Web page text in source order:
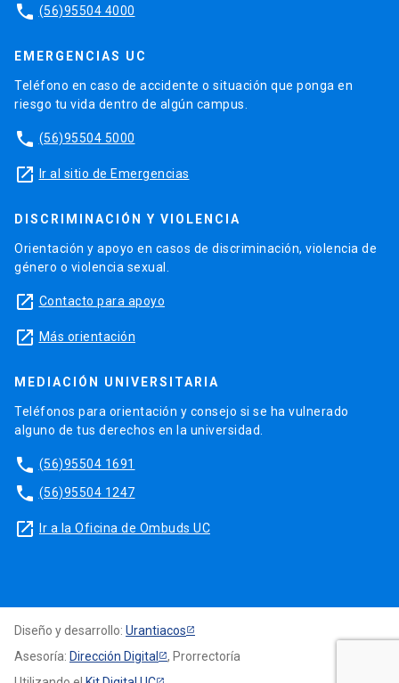
phone (56)95504 4000
EMERGENCIAS UC
Teléfono en caso de accidente o situación que ponga en
riesgo tu vida dentro de algún campus.
phone (56)95504 5000
launch Ir al sitio de Emergencias
DISCRIMINACIÓN Y VIOLENCIA
Orientación y apoyo en casos de discriminación, violencia de
género o violencia sexual.
launch Contacto para apoyo
launch Más orientación
MEDIACIÓN UNIVERSITARIA
Teléfonos para orientación y consejo si se ha vulnerado
alguno de tus derechos en la universidad.
phone (56)95504 1691
phone (56)95504 1247
launch Ir a la Oficina de Ombuds UC
Diseño y desarrollo: Urantiacos
Asesoría: Dirección Digital
, Prorrectoría